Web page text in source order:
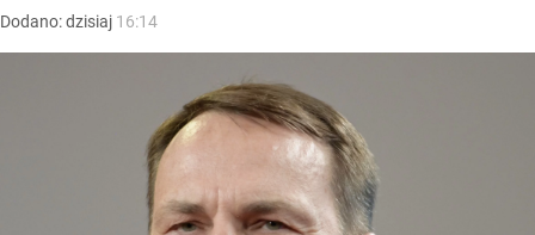
Dodano:dzisiaj 16:14